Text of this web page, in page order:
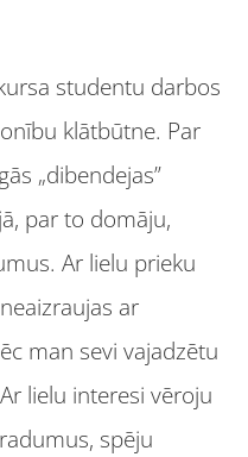
studentu darbos
klātbūtne. Par
„dibendejas”
par to domāju,
Ar lielu prieku
ar
man sevi vajadzētu
lielu interesi vēroju
spēju